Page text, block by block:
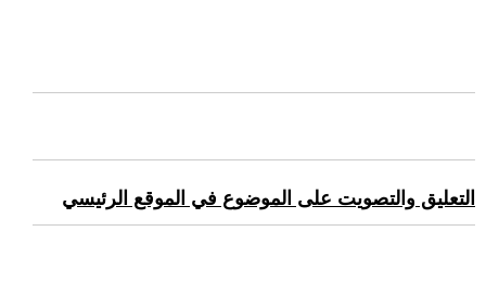
التعليق والتصويت على الموضوع في الموقع الرئيسي